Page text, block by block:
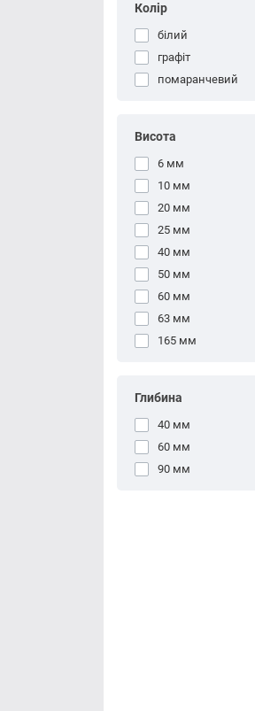
Колір
білий
графіт
помаранчевий
Висота
6 мм
10 мм
20 мм
25 мм
40 мм
50 мм
60 мм
63 мм
165 мм
Глибина
40 мм
60 мм
90 мм